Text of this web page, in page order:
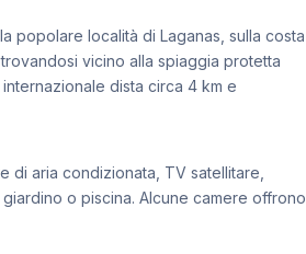
popolare località di Laganas, sulla costa
vicino alla spiaggia protetta
dista circa 4 km e
aria condizionata, TV satellitare,
o piscina. Alcune camere offrono